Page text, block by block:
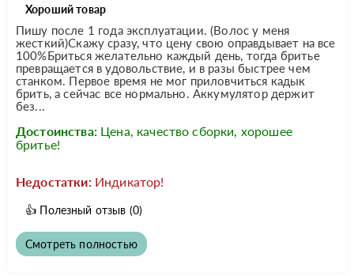
Хороший товар
Пишу после 1 года эксплуатации. (Волос у меня
жесткий)Скажу сразу, что цену свою оправдывает на все
100%Бриться желательно каждый день, тогда бритье
превращается в удовольствие, и в разы быстрее чем
станком. Первое время не мог приловчиться кадык
брить, а сейчас все нормально. Аккумулятор держит
без...
Достоинства: Цена, качество сборки, хорошее
бритье!
Недостатки: Индикатор!
👍 Полезный отзыв (0)
Смотреть полностью